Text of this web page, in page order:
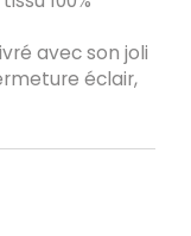
avec son joli
éclair,